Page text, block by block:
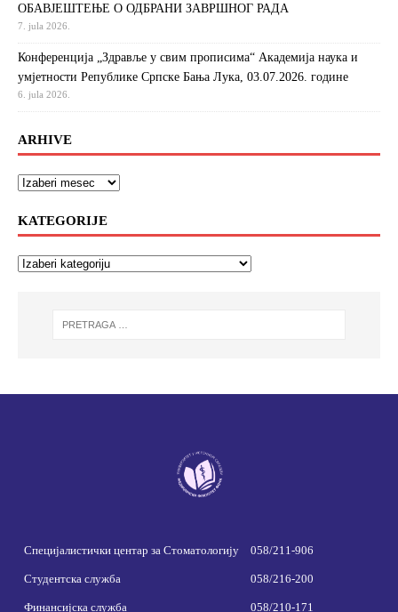
ОБАВЈЕШТЕЊЕ О ОДБРАНИ ЗАВРШНОГ РАДА
7. jula 2026.
Конференција „Здравље у свим прописима“ Академија наука и
умјетности Републике Српске Бања Лука, 03.07.2026. године
6. jula 2026.
ARHIVE
KATEGORIJE
Специјалистички центар за Стоматологију 058/211-906
Студентска служба 058/216-200
Финансијска служба 058/210-171